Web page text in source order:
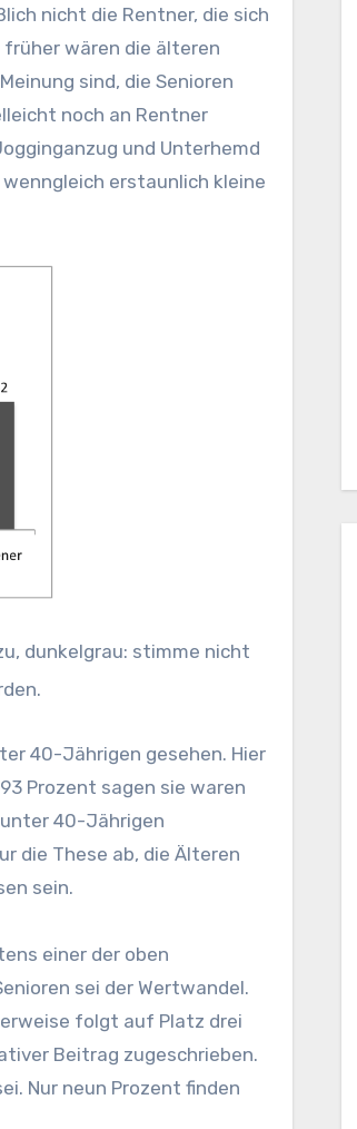
nicht die Rentner, die sich
früher wären die älteren
sind, die Senioren
noch an Rentner
und Unterhemd
erstaunlich kleine
dunkelgrau: stimme nicht
40-Jährigen gesehen. Hier
Prozent sagen sie waren
40-Jährigen
die These ab, die Älteren
sein.
einer der oben
sei der Wertwandel.
folgt auf Platz drei
Beitrag zugeschrieben.
Nur neun Prozent finden